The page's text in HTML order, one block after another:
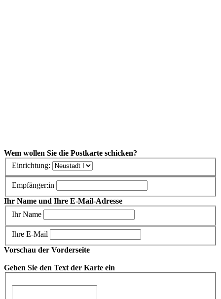
Wem wollen Sie die Postkarte schicken?
Einrichtung:
Empfänger:in
Ihr Name und Ihre E-Mail-Adresse
Ihr Name
Ihre E-Mail
Vorschau der Vorderseite
Geben Sie den Text der Karte ein